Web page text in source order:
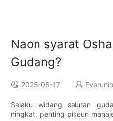
Naon syarat
Gudang?
2025-05-17
Salaku widang saluran
ningkat, penting pikeun